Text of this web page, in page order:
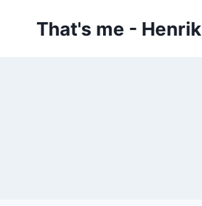
That's me - Henrik